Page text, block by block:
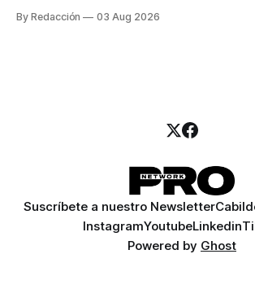
artesanal, ingredientes de calidad y
By Redacción 03 Aug 2026
Suscríbete a nuestro Newsletter
InstagramYoutubeLinkedin
Powered by Ghost